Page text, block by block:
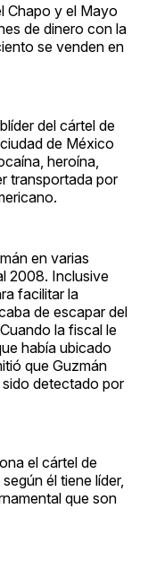
Chapo y el Mayo
de dinero con la
se venden en
del cártel de
de México
heroína,
transportada por
en varias
2008. Inclusive
facilitar la
de escapar del
la fiscal le
había ubicado
que Guzmán
detectado por
el cártel de
él tiene líder,
que son